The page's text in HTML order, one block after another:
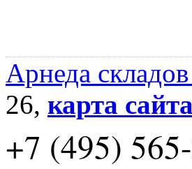
Арнеда
26, карта сайта
+7 (495)